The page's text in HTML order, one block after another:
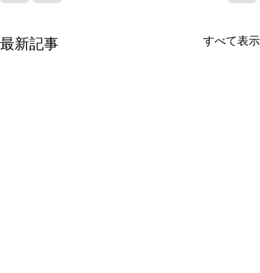
最新記事 すべて表示